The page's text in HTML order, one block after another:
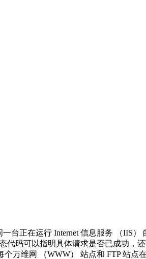
台正在运行 Internet 信息服务 （IIS
代码可以指明具体请求是否已成功
个万维网 （WWW） 站点和 FTP 站